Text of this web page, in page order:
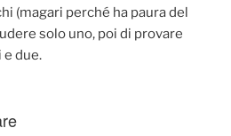
(magari perché ha paura del
solo uno, poi di provare
e due.